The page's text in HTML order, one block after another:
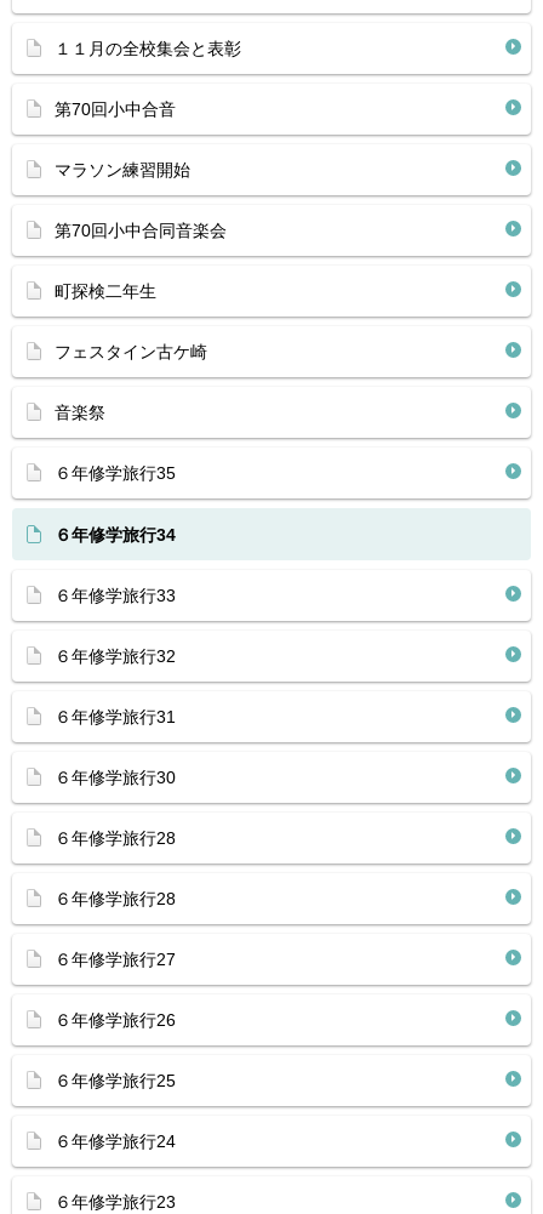
１１月の全校集会と表彰
第70回小中合音
マラソン練習開始
第70回小中合同音楽会
町探検二年生
フェスタイン古ケ崎
音楽祭
６年修学旅行35
６年修学旅行34
６年修学旅行33
６年修学旅行32
６年修学旅行31
６年修学旅行30
６年修学旅行28
６年修学旅行28
６年修学旅行27
６年修学旅行26
６年修学旅行25
６年修学旅行24
６年修学旅行23